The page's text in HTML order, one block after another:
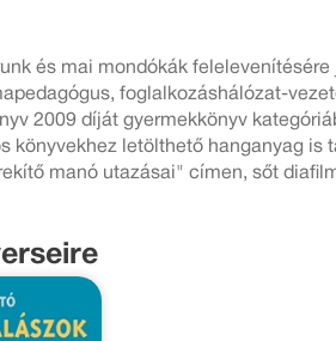
és mai mondókák
foglalkozáshálózat-
2009 díját gyermekkönyv
könyvekhez letölthető hanganyag is
manó utazásai" címen, sőt